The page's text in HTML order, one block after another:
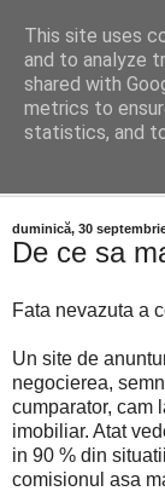
Adrian Cocis
duminică, 30
De ce sa
Fata nevazuta a
Un site de
negocierea,
cumparator, cam
imobiliar. Atat
in 90 % din
comisionul asa
This site uses
and to analyze
shared with
metrics to
statistics, and